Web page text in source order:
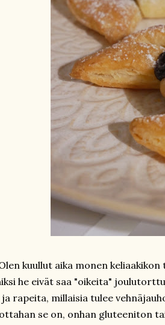
kuullut aika monen
he eivät saa "oikeita"
ja rapeita, millaisia tulee
se on, onhan gluteeniton